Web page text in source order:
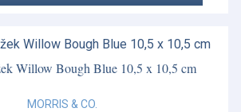
Willow Bough Blue 10,5 x 10,5 cm
MORRIS & CO.